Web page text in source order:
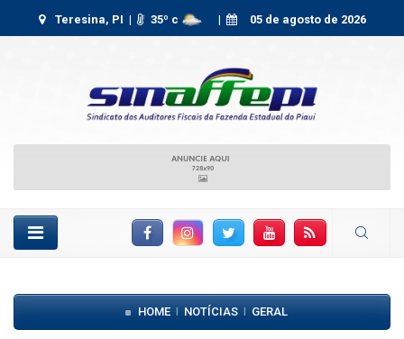
Teresina, PI | 35º c | 05 de agosto de 2026
FacebookInstagramTwitter YouTube RSS Feed
HOME NOTÍCIAS GERAL